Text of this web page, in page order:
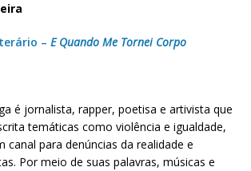
– E Quando Me Tornei Corpo
é jornalista, rapper, poetisa e artivista que
temáticas como violência e igualdade,
canal para denúncias da realidade e
Por meio de suas palavras, músicas e